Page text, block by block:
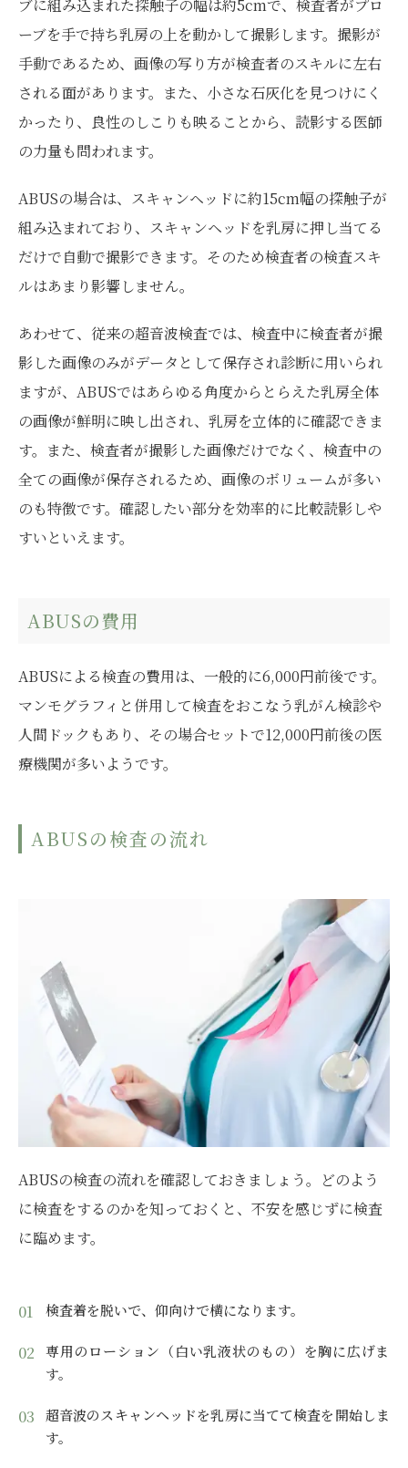
ブに組み込まれた探触子の幅は約5cmで、検査者がプロ
ーブを手で持ち乳房の上を動かして撮影します。撮影が
手動であるため、画像の写り方が検査者のスキルに左右
される面があります。また、小さな石灰化を見つけにく
かったり、良性のしこりも映ることから、読影する医師
の力量も問われます。
ABUSの場合は、スキャンヘッドに約15cm幅の探触子が
組み込まれており、スキャンヘッドを乳房に押し当てる
だけで自動で撮影できます。そのため検査者の検査スキ
ルはあまり影響しません。
あわせて、従来の超音波検査では、検査中に検査者が撮
影した画像のみがデータとして保存され診断に用いられ
ますが、ABUSではあらゆる角度からとらえた乳房全体
の画像が鮮明に映し出され、乳房を立体的に確認できま
す。また、検査者が撮影した画像だけでなく、検査中の
全ての画像が保存されるため、画像のボリュームが多い
のも特徴です。確認したい部分を効率的に比較読影しや
すいといえます。
ABUSの費用
ABUSによる検査の費用は、一般的に6,000円前後です。
マンモグラフィと併用して検査をおこなう乳がん検診や
人間ドックもあり、その場合セットで12,000円前後の医
療機関が多いようです。
ABUSの検査の流れ
ABUSの検査の流れを確認しておきましょう。どのよう
に検査をするのかを知っておくと、不安を感じずに検査
に臨めます。
検査着を脱いで、仰向けで横になります。
専用のローション（白い乳液状のもの）を胸に広げま
す。
超音波のスキャンヘッドを乳房に当てて検査を開始しま
す。